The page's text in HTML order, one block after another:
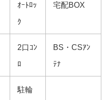
ｵｰﾄﾛｯ
ｸ
宅配BOX
2口ｺﾝ
ﾛ
BS・CSｱﾝ
ﾃﾅ
駐輪